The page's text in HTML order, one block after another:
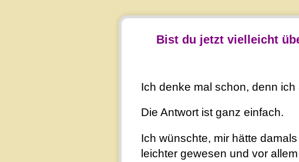
Bist du jetzt vielleicht
Ich denke mal schon, denn
Die Antwort ist ganz einfach.
Ich wünschte, mir hätte
leichter gewesen und vor